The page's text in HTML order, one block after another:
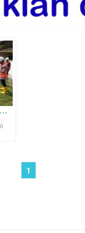
Jasa Geolistrik Purwodadi - Grobogan Mencari Sumber Lapisan Air Bawah Tanah Tarif Biaya Per Titik Mu
1